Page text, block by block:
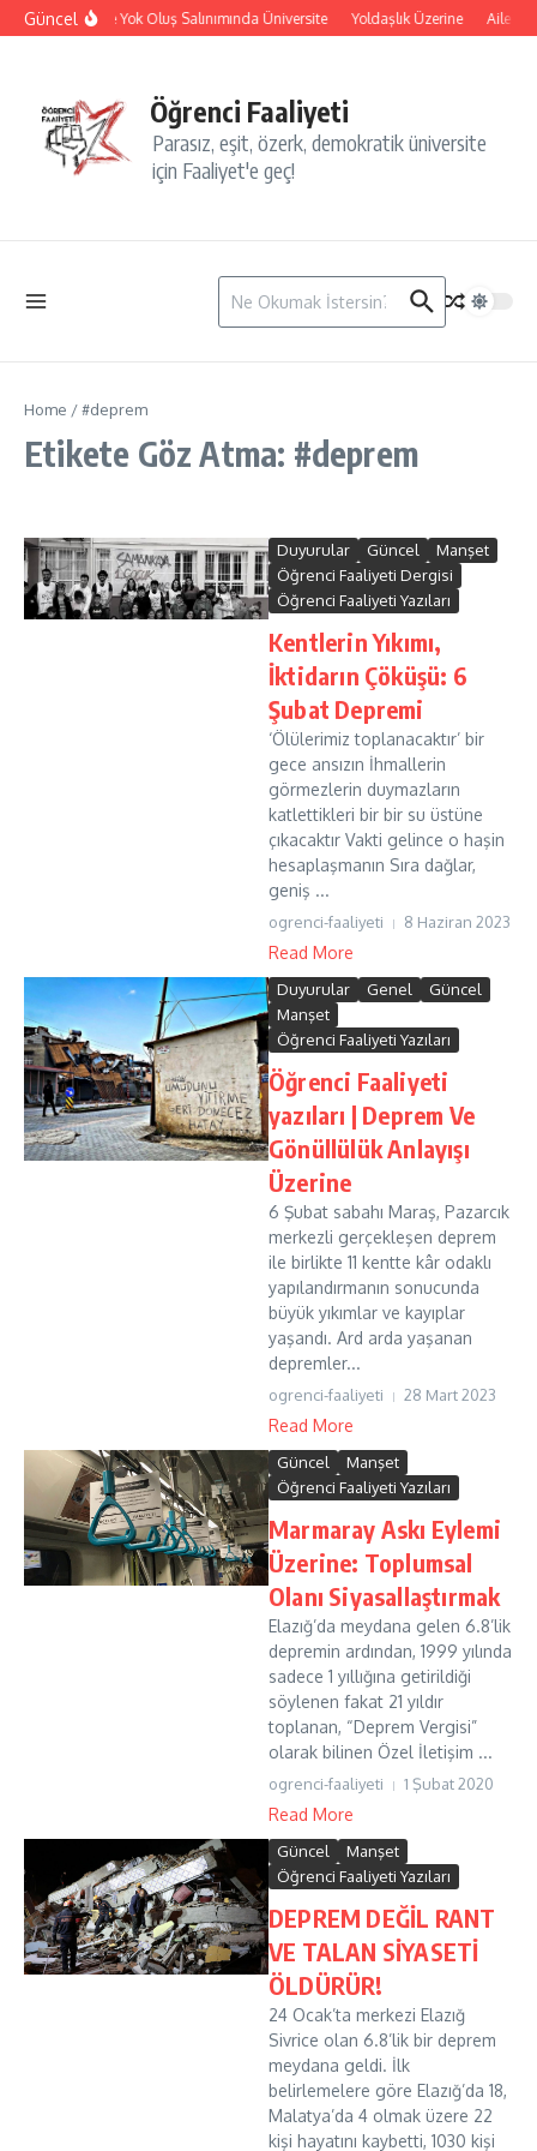
İçeriğe atla
Güncelİsyan ve Yok Oluş Salınımında Üniversite Yoldaşlık Üzerine Aile
Öğrenci Faaliyeti
Parasız, eşit, özerk, demokratik üniversite
için Faaliyet'e geç!
Arama:
Home /#deprem
Etikete Göz Atma: #deprem
Duyurular Güncel
Manşet
Öğrenci Faaliyeti Dergisi
Öğrenci Faaliyeti Yazıları
Kentlerin Yıkımı,
İktidarın Çöküşü: 6
Şubat Depremi
‘Ölülerimiz toplanacaktır’ bir
gece ansızın İhmallerin
görmezlerin duymazların
katlettikleri bir bir su üstüne
çıkacaktır Vakti gelince o haşin
hesaplaşmanın Sıra dağlar,
geniş ...
ogrenci-faaliyeti 8 Haziran 2023
Read More
Duyurular Genel
Güncel
Manşet
Öğrenci Faaliyeti Yazıları
Öğrenci Faaliyeti
yazıları | Deprem Ve
Gönüllülük Anlayışı
Üzerine
6 Şubat sabahı Maraş, Pazarcık
merkezli gerçekleşen deprem
ile birlikte 11 kentte kâr odaklı
yapılandırmanın sonucunda
büyük yıkımlar ve kayıplar
yaşandı. Ard arda yaşanan
depremler...
ogrenci-faaliyeti 28 Mart 2023
Read More
Güncel
Manşet
Öğrenci Faaliyeti Yazıları
Marmaray Askı Eylemi
Üzerine: Toplumsal
Olanı Siyasallaştırmak
Elazığ’da meydana gelen 6.8’lik
depremin ardından, 1999 yılında
sadece 1 yıllığına getirildiği
söylenen fakat 21 yıldır
toplanan, “Deprem Vergisi”
olarak bilinen Özel İletişim ...
ogrenci-faaliyeti 1 Şubat 2020
Read More
Güncel
Manşet
Öğrenci Faaliyeti Yazıları
DEPREM DEĞİL RANT
VE TALAN SİYASETİ
ÖLDÜRÜR!
24 Ocak’ta merkezi Elazığ
Sivrice olan 6.8’lik bir deprem
meydana geldi. İlk
belirlemelere göre Elazığ’da 18,
Malatya’da 4 olmak üzere 22
kişi hayatını kaybetti, 1030 kişi